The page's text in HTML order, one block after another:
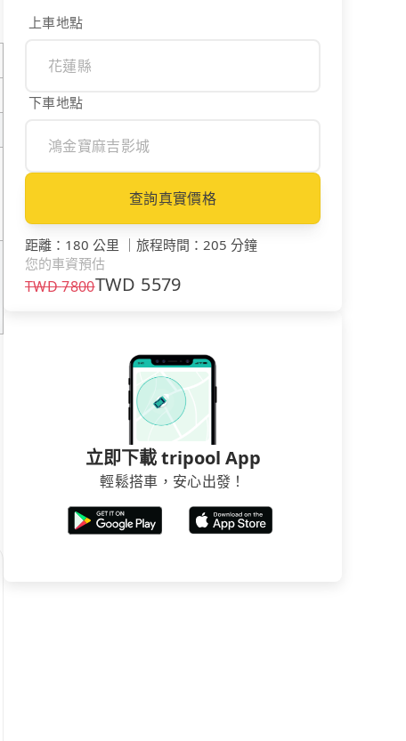
上車地點
下車地點
查詢真實價格
距離 ： 180 公里 ｜ 旅程時間 ： 205 分鐘
您的車資預估
TWD7800TWD 5579
立即下載 tripool App
輕鬆搭車，安心出發！